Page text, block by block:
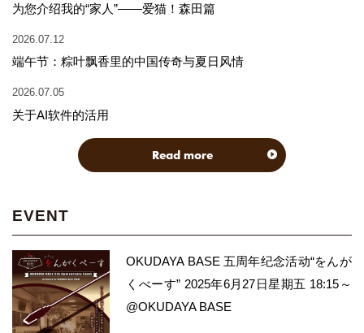
为您介绍我的“家人”——爱猫！森田篇
2026.07.12
端午节：粽叶飘香里的中国传奇与夏日风情
2026.07.05
关于AI软件的活用
Read more
EVENT
OKUDAYA BASE 五周年纪念活动“をんが
くべーす” 2025年6月27日星期五 18:15～
@OKUDAYA BASE